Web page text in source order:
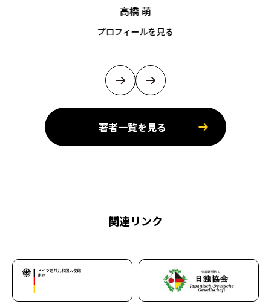
高橋 萌
プロフィールを見る
著者一覧を見る
関連リンク